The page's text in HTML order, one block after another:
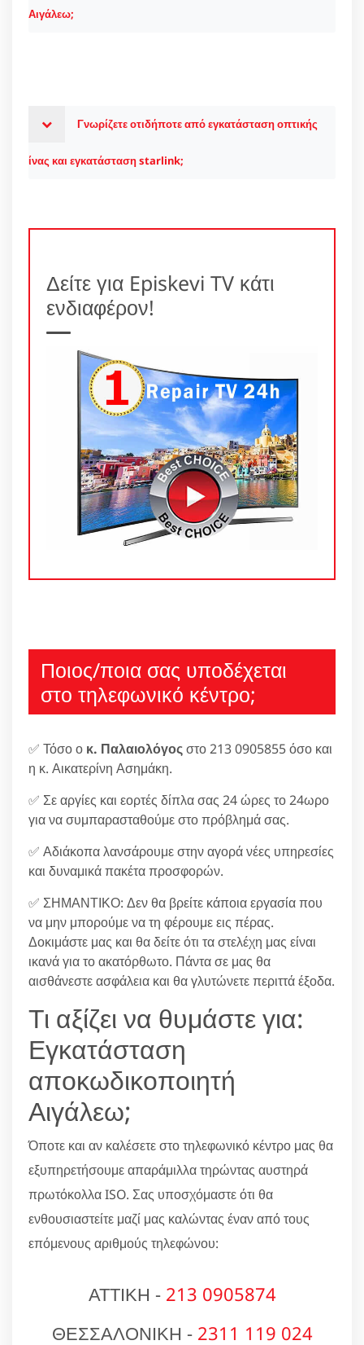
Αιγάλεω;
Γνωρίζετε οτιδήποτε από εγκατάσταση οπτικής
ίνας και εγκατάσταση starlink;
Δείτε για Episkevi TV κάτι
ενδιαφέρον!
Ποιος/ποια σας υποδέχεται
στο τηλεφωνικό κέντρο;
✅ Τόσο ο κ. Παλαιολόγοςστο 213 0905855 όσο και
η κ. Αικατερίνη Ασημάκη.
✅ Σε αργίες και εορτές δίπλα σας 24 ώρες το 24ωρο
για να συμπαρασταθούμε στο πρόβλημά σας.
✅ Αδιάκοπα λανσάρουμε στην αγορά νέες υπηρεσίες
και δυναμικά πακέτα προσφορών.
✅ ΣΗΜΑΝΤΙΚΟ: Δεν θα βρείτε κάποια εργασία που
να μην μπορούμε να τη φέρουμε εις πέρας.
Δοκιμάστε μας και θα δείτε ότι τα στελέχη μας είναι
ικανά για το ακατόρθωτο. Πάντα σε μας θα
αισθάνεστε ασφάλεια και θα γλυτώνετε περιττά έξοδα.
Τι αξίζει να θυμάστε για:
Εγκατάσταση
αποκωδικοποιητή
Αιγάλεω;
Όποτε και αν καλέσετε στο τηλεφωνικό κέντρο μας θα
εξυπηρετήσουμε απαράμιλλα τηρώντας αυστηρά
πρωτόκολλα ISO. Σας υποσχόμαστε ότι θα
ενθουσιαστείτε μαζί μας καλώντας έναν από τους
επόμενους αριθμούς τηλεφώνου:
ΑΤΤΙΚΗ - 213 0905874
ΘΕΣΣΑΛΟΝΙΚΗ - 2311 119 024